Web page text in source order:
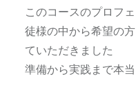
このコースのプロフ
徒様の中から希望の
ていただきました
準備から実践まで本